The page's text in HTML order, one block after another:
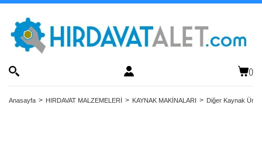
()
Anasayfa HIRDAVAT MALZEMELERİ KAYNAK MAKİNALARI Diğer Kaynak